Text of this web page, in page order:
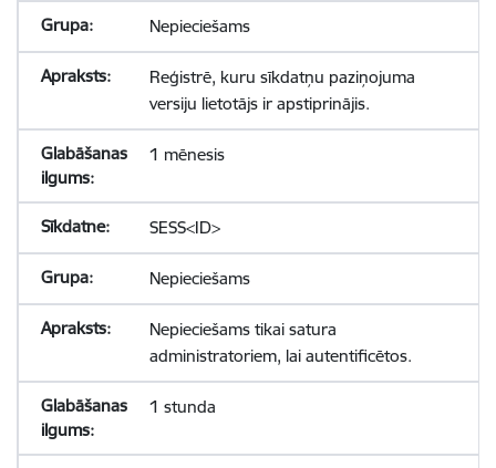
Nepieciešams
Reģistrē, kuru sīkdatņu paziņojuma
versiju lietotājs ir apstiprinājis.
1 mēnesis
SESS<ID>
Nepieciešams
Nepieciešams tikai satura
administratoriem, lai autentificētos.
1 stunda